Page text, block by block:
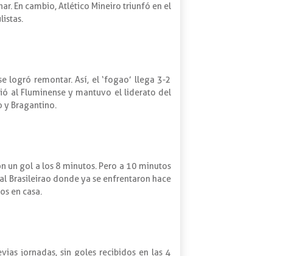
En cambio, Atlético Mineiro triunfó en el
logró remontar. Así, el ‘fogao’ llega 3-2
al Fluminense y mantuvo el liderato del
y Bragantino.
un gol a los 8 minutos. Pero a 10 minutos
Brasileirao donde ya se enfrentaron hace
en casa.
jornadas, sin goles recibidos en las 4